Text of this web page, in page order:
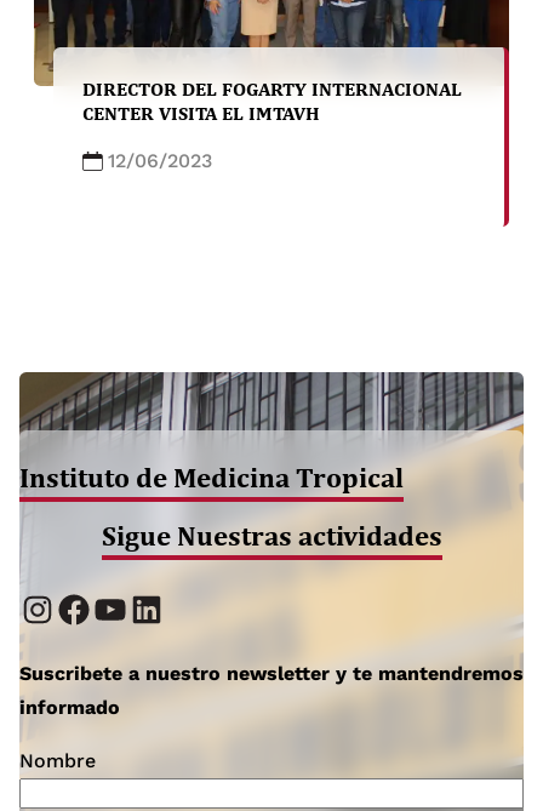
DIRECTOR DEL FOGARTY INTERNACIONAL
CENTER VISITA EL IMTAVH
12/06/2023
Instituto de Medicina Tropical
Sigue Nuestras actividades
Instagram
Facebook
YouTube
LinkedIn
Suscribete a nuestro newsletter y te mantendremos
informado
Nombre